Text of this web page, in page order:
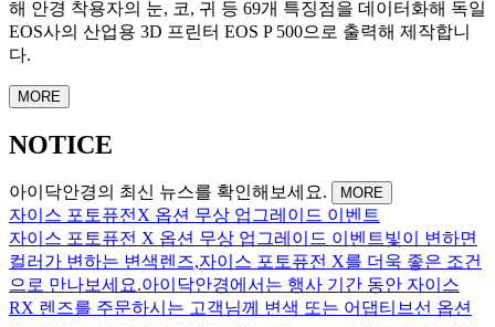
해 안경 착용자의 눈, 코, 귀 등 69개 특징점을 데이터화해 독일
EOS사의 산업용 3D 프린터 EOS P 500으로 출력해 제작합니
다.
MORE
NOTICE
아이닥안경의 최신 뉴스를 확인해보세요. MORE
자이스 포토퓨전X 옵션 무상 업그레이드 이벤트
자이스 포토퓨전 X 옵션 무상 업그레이드 이벤트빛이 변하면
컬러가 변하는 변색렌즈,자이스 포토퓨전 X를 더욱 좋은 조건
으로 만나보세요.아이닥안경에서는 행사 기간 동안 자이스
RX 렌즈를 주문하시는 고객님께 변색 또는 어댑티브선 옵션